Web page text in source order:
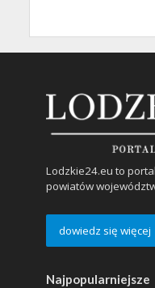
Lodzkie24.eu to
powiatów
dowiedz się więcej
Najpopularniejsze